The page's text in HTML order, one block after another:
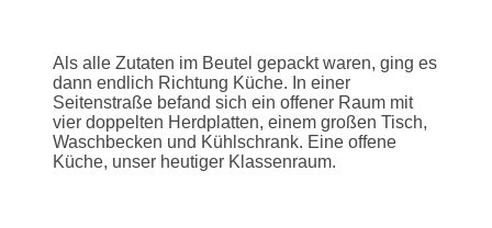
Als alle Zutaten im Beutel gepackt waren, ging es
dann endlich Richtung Küche. In einer
Seitenstraße befand sich ein offener Raum mit
vier doppelten Herdplatten, einem großen Tisch,
Waschbecken und Kühlschrank. Eine offene
Küche, unser heutiger Klassenraum.